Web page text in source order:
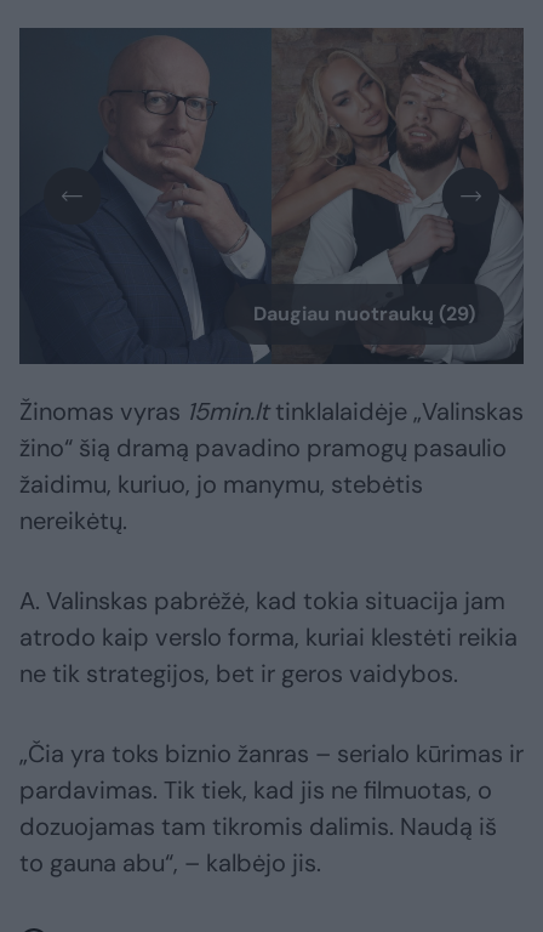
Daugiau nuotraukų (29)
Žinomas vyras 15min.lttinklalaidėje „Valinskas
žino“ šią dramą pavadino pramogų pasaulio
žaidimu, kuriuo, jo manymu, stebėtis
nereikėtų.
A. Valinskas pabrėžė, kad tokia situacija jam
atrodo kaip verslo forma, kuriai klestėti reikia
ne tik strategijos, bet ir geros vaidybos.
„Čia yra toks biznio žanras – serialo kūrimas ir
pardavimas. Tik tiek, kad jis ne filmuotas, o
dozuojamas tam tikromis dalimis. Naudą iš
to gauna abu“, – kalbėjo jis.